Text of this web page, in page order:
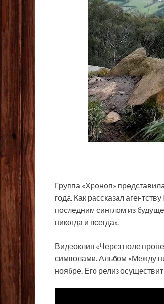
Группа «Хроноп»
года. Как рассказал
последним синглом из
никогда и всегда».
Видеоклип «Через поле
символами. Альбом «Между
ноябре. Его релиз